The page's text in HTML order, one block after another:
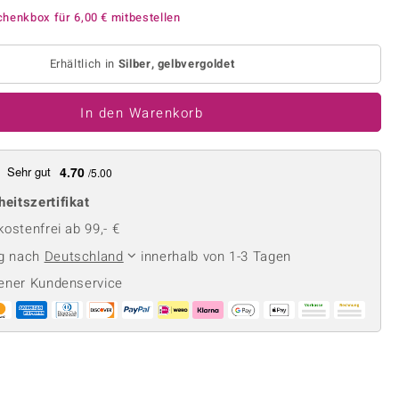
Ringgröße ermitteln
Zirkon
für6,00 € mitbestellen
Erhältlich in Silber, gelbvergoldet
In den Warenkorb
Sehr gut 4.70 /5.00
ab 99,- €
nach Deutschland
innerhalb von 1-3 Tagen
Kundenservice